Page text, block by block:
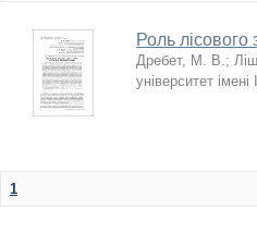
Роль лісового
Дребет, М. В.;
університет імені
1